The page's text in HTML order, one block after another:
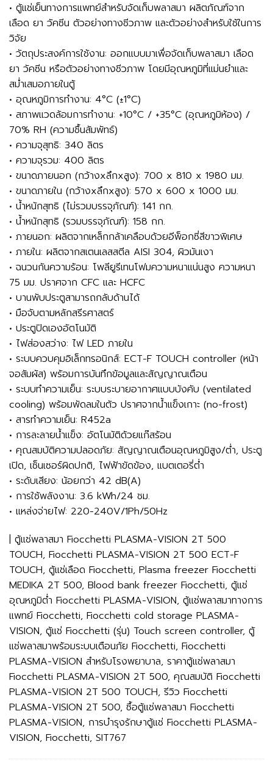
• ตู้แช่เย็นทางการแพทย์สำหรับจัดเก็บพลาสมา ผลิตภัณฑ์จาก
เลือด ยา วัคซีน ตัวอย่างทางชีวภาพ และตัวอย่างสำหรับใช้ในการ
วิจัย
• วัตถุประสงค์การใช้งาน: ออกแบบมาเพื่อจัดเก็บพลาสมา เลือด
ยา วัคซีน หรือตัวอย่างทางชีวภาพ โดยมีอุณหภูมิที่แม่นยำและ
สม่ำเสมอภายในตู้
• อุณหภูมิการทำงาน: 4°C (±1°C)
• สภาพแวดล้อมการทำงาน: +10°C / +35°C (อุณหภูมิห้อง) /
70% RH (ความชื้นสัมพัทธ์)
• ความจุสุทธิ: 340 ลิตร
• ความจุรวม: 400 ลิตร
• ขนาดภายนอก (กว้างxลึกxสูง): 700 x 810 x 1980 มม.
• ขนาดภายใน (กว้างxลึกxสูง): 570 x 600 x 1000 มม.
• น้ำหนักสุทธิ (ไม่รวมบรรจุภัณฑ์): 141 กก.
• น้ำหนักสุทธิ (รวมบรรจุภัณฑ์): 158 กก.
• ภายนอก: ผลิตจากเหล็กกล้าเคลือบด้วยอีพ็อกซี่สีขาวพิเศษ
• ภายใน: ผลิตจากสเตนเลสสตีล AISI 304, ผิวมันเงา
• ฉนวนกันความร้อน: โพลียูรีเทนโฟมความหนาแน่นสูง ความหนา
75 มม. ปราศจาก CFC และ HCFC
• บานพับประตูสามารถกลับด้านได้
• มือจับตามหลักสรีรศาสตร์
• ประตูปิดเองอัตโนมัติ
• ไฟส่องสว่าง: ไฟ LED ภายใน
• ระบบควบคุมอิเล็กทรอนิกส์: ECT-F TOUCH controller (หน้า
จอสัมผัส) พร้อมการบันทึกข้อมูลและสัญญาณเตือน
• ระบบทำความเย็น: ระบบระบายอากาศแบบบังคับ (ventilated
cooling) พร้อมพัดลมในตัว ปราศจากน้ำแข็งเกาะ (no-frost)
• สารทำความเย็น: R452a
• การละลายน้ำแข็ง: อัตโนมัติด้วยแก๊สร้อน
• คุณสมบัติความปลอดภัย: สัญญาณเตือนอุณหภูมิสูง/ต่ำ, ประตู
เปิด, เซ็นเซอร์ผิดปกติ, ไฟฟ้าขัดข้อง, แบตเตอรี่ต่ำ
• ระดับเสียง: น้อยกว่า 42 dB(A)
• การใช้พลังงาน: 3.6 kWh/24 ชม.
• แหล่งจ่ายไฟ: 220-240V/1Ph/50Hz
| ตู้แช่พลาสมา Fiocchetti PLASMA-VISION 2T 500
TOUCH, Fiocchetti PLASMA-VISION 2T 500 ECT-F
TOUCH, ตู้แช่เลือด Fiocchetti, Plasma freezer Fiocchetti
MEDIKA 2T 500, Blood bank freezer Fiocchetti, ตู้แช่
อุณหภูมิต่ำ Fiocchetti PLASMA-VISION, ตู้แช่พลาสมาทางการ
แพทย์ Fiocchetti, Fiocchetti cold storage PLASMA-
VISION, ตู้แช่ Fiocchetti (รุ่น) Touch screen controller, ตู้
แช่พลาสมาพร้อมระบบเตือนภัย Fiocchetti, Fiocchetti
PLASMA-VISION สำหรับโรงพยาบาล, ราคาตู้แช่พลาสมา
Fiocchetti PLASMA-VISION 2T 500, คุณสมบัติ Fiocchetti
PLASMA-VISION 2T 500 TOUCH, รีวิว Fiocchetti
PLASMA-VISION 2T 500, ซื้อตู้แช่พลาสมา Fiocchetti
PLASMA-VISION, การบำรุงรักษาตู้แช่ Fiocchetti PLASMA-
VISION, Fiocchetti, SIT767